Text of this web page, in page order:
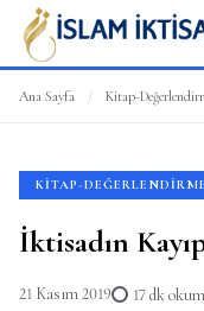
Ana Sayfa / Kitap-
KITAP-DEĞERLENDIRME
İktisadın
21 Kasım 2019 17 dk